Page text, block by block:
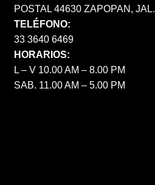
POSTAL 44630 ZAPOPAN, JAL.
TELÉFONO:
33 3640 6469
HORARIOS:
L – V 10.00 AM – 8.00 PM
SAB. 11.00 AM – 5.00 PM